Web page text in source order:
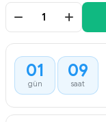
01
gün
09
saat